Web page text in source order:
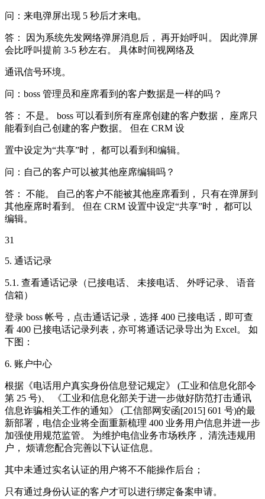
问：来电弹屏出现 5 秒后才来电。
答： 因为系统先发网络弹屏消息后， 再开始呼叫。 因此弹屏
会比呼叫提前 3-5 秒左右。 具体时间视网络及
通讯信号环境。
问：boss 管理员和座席看到的客户数据是一样的吗？
答： 不是。 boss 可以看到所有座席创建的客户数据， 座席只
能看到自己创建的客户数据。 但在 CRM 设
置中设定为“共享”时， 都可以看到和编辑。
问：自己的客户可以被其他座席编辑吗？
答： 不能。 自己的客户不能被其他座席看到， 只有在弹屏到
其他座席时看到。 但在 CRM 设置中设定“共享”时， 都可以
编辑。
31
5. 通话记录
5.1. 查看通话记录（已接电话、 未接电话、 外呼记录、 语音
信箱）
登录 boss 帐号，点击通话记录，选择 400 已接电话，即可查
看 400 已接电话记录列表，亦可将通话记录导出为 Excel。 如
下图：
6. 账户中心
根据《电话用户真实身份信息登记规定》 (工业和信息化部令
第 25 号)、 《工业和信息化部关于进一步做好防范打击通讯
信息诈骗相关工作的通知》 (工信部网安函[2015] 601 号)的最
新部署，电信企业将全面重新梳理 400 业务用户信息并进一步
加强使用规范监管。 为维护电信业务市场秩序， 清洗违规用
户， 烦请您配合完善以下认证信息。
其中未通过实名认证的用户将不不能操作后台；
只有通过身份认证的客户才可以进行绑定备案申请。